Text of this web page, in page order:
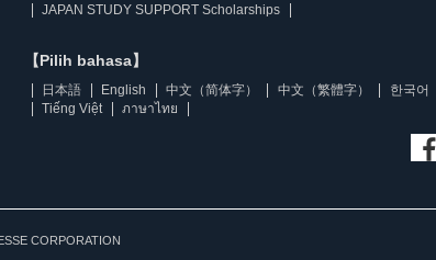
JAPAN STUDY SUPPORT Scholarships
【Pilih bahasa】
日本語 English 中文（简体字） 中文（繁體字）
한국어
Tiếng Việt
ภาษาไทย
CORPORATION